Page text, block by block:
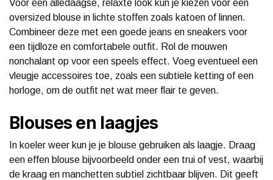
Voor een alledaagse, relaxte look kun je kiezen voor een
oversized blouse in lichte stoffen zoals katoen of linnen.
Combineer deze met een goede jeans en sneakers voor
een tijdloze en comfortabele outfit. Rol de mouwen
nonchalant op voor een speels effect. Voeg eventueel een
vleugje accessoires toe, zoals een subtiele ketting of een
horloge, om de outfit net wat meer flair te geven.
Blouses en laagjes
In koeler weer kun je je blouse gebruiken als laagje. Draag
een effen blouse bijvoorbeeld onder een trui of vest, waarbij
de kraag en manchetten subtiel zichtbaar blijven. Dit geeft